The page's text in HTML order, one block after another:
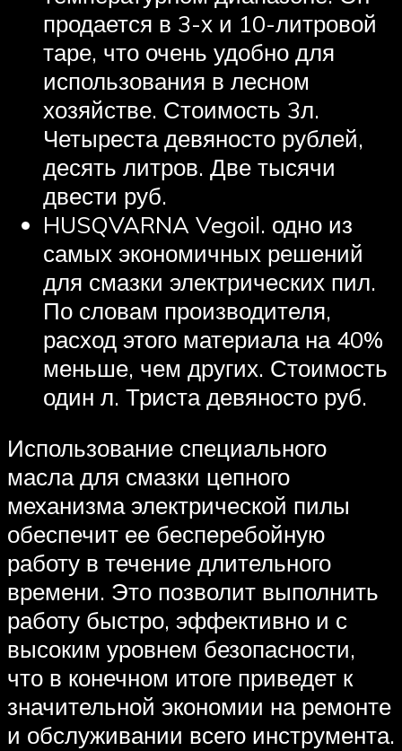
продается в 3-х и 10-литровой
таре, что очень удобно для
использования в лесном
хозяйстве. Стоимость 3л.
Четыреста девяносто рублей,
десять литров. Две тысячи
двести руб.
HUSQVARNA Vegoil. одно из
самых экономичных решений
для смазки электрических пил.
По словам производителя,
расход этого материала на 40%
меньше, чем других. Стоимость
один л. Триста девяносто руб.
Использование специального
масла для смазки цепного
механизма электрической пилы
обеспечит ее бесперебойную
работу в течение длительного
времени. Это позволит выполнить
работу быстро, эффективно и с
высоким уровнем безопасности,
что в конечном итоге приведет к
значительной экономии на ремонте
и обслуживании всего инструмента.